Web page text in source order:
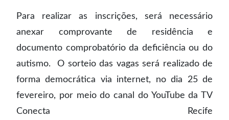
Para realizar as inscrições, será necessário
anexar comprovante de residência e
documento comprobatório da deficiência ou do
autismo. O sorteio das vagas será realizado de
forma democrática via internet, no dia 25 de
fevereiro, por meio do canal do YouTube da TV
Conecta Recife